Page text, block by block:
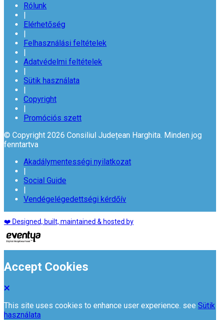
Rólunk
|
Elérhetőség
|
Felhasználási feltételek
|
Adatvédelmi feltételek
|
Sütik használata
|
Copyright
|
Promóciós szett
© Copyright 2026 Consiliul Județean Harghita. Minden jog
fenntartva
Akadálymentességi nyilatkozat
|
Social Guide
|
Vendégelégedettségi kérdőív
❤️ Designed, built, maintained & hosted by
Accept Cookies
This site uses cookies to enhance user experience. see Sütik
használata